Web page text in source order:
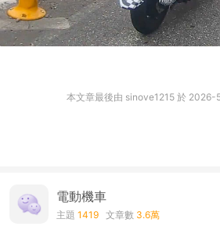
本文章最後由 sinove1215 於 2026-
電動機車
主題 1419 文章數 3.6萬